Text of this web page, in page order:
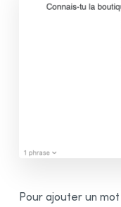
Présentation
Dictionnaires
Configurer une
Ajouter une règle
Partager une
Pour ajouter un mot